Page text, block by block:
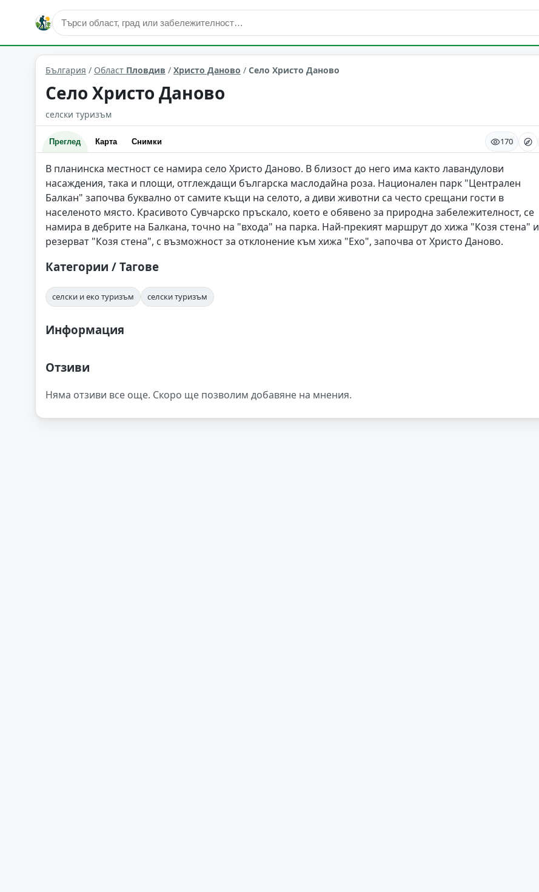
селски и еко туризъм Христо Даново Област: Пловдив
България / Област Пловдив / Христо Даново / Село Христо Даново
Село Христо Даново
селски туризъм
Преглед Карта Снимки 170
В планинска местност се намира село Христо Даново. В близост до него има както лавандулови
насаждения, така и площи, отглеждащи българска маслодайна роза. Национален парк "Централен
Балкан" започва буквално от самите къщи на селото, а диви животни са често срещани гости в
населеното място. Красивото Сувчарско пръскало, което е обявено за природна забележителност, се
намира в дебрите на Балкана, точно на "входа" на парка. Най-прекият маршрут до хижа "Козя стена" и
резерват "Козя стена", с възможност за отклонение към хижа "Ехо", започва от Христо Даново.
Категории / Тагове
селски и еко туризъм селски туризъм
Информация
Отзиви
Няма отзиви все още. Скоро ще позволим добавяне на мнения.